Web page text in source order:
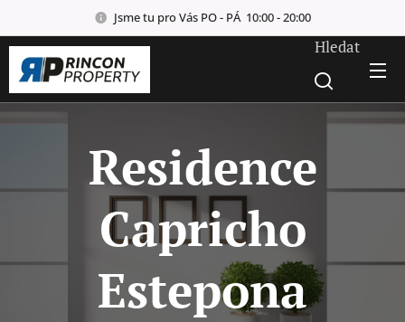
Jsme tu pro Vás PO - PÁ 10:00 - 20:00
Hledat
Residence
Capricho
Estepona